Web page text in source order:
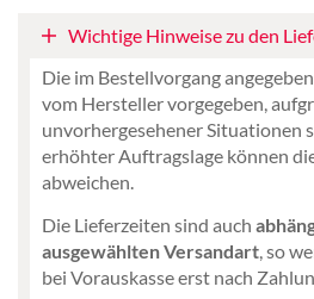
Wichtige Hinweise zu den
Die im Bestellvorgang
vom Hersteller vorgegeben,
unvorhergesehener Situationen
erhöhter Auftragslage können
abweichen.
Die Lieferzeiten sind auch
ausgewählten Versandart , so
bei Vorauskasse erst nach